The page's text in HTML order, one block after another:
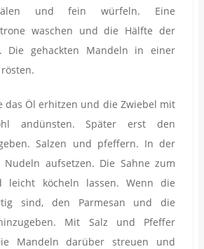
und fein würfeln. Eine
waschen und die Hälfte der
Die gehackten Mandeln in einer
das Öl erhitzen und die Zwiebel mit
andünsten. Später erst den
Salzen und pfeffern. In der
Nudeln aufsetzen. Die Sahne zum
leicht köcheln lassen. Wenn die
sind, den Parmesan und die
Mit Salz und Pfeffer
Mandeln darüber streuen und